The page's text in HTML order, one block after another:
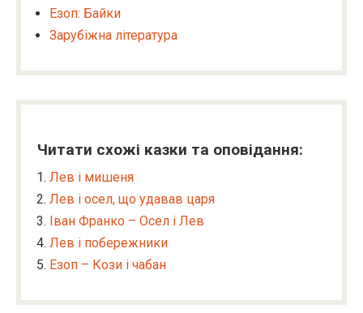
Езоп: Байки
Зарубіжна література
Читати схожі казки та оповідання:
Лев і мишеня
Лев і осел, що удавав царя
Іван Франко – Осел і Лев
Лев і побережники
Езоп – Кози і чабан